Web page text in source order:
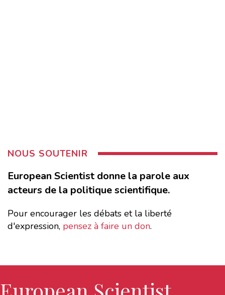
NOUS SOUTENIR
European Scientist donne la parole aux
acteurs de la politique scientifique.
Pour encourager les débats et la liberté
d'expression, pensez à faire un don.